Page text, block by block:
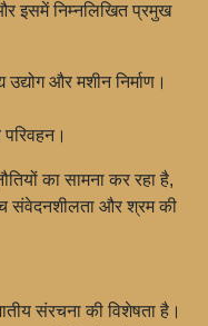
इसमें निम्नलिखित प्रमुख
और मशीन निर्माण।
परिवहन।
का सामना कर रहा है,
संवेदनशीलता और श्रम की
संरचना की विशेषता है।